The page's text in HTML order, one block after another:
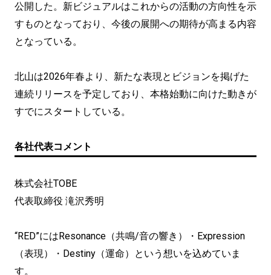
公開した。新ビジュアルはこれからの活動の方向性を示
すものとなっており、今後の展開への期待が高まる内容
となっている。
北山は2026年春より、新たな表現とビジョンを掲げた
連続リリースを予定しており、本格始動に向けた動きが
すでにスタートしている。
各社代表コメント
株式会社TOBE
代表取締役 滝沢秀明
“RED”にはResonance（共鳴/音の響き）・Expression
（表現）・Destiny（運命）という想いを込めていま
す。